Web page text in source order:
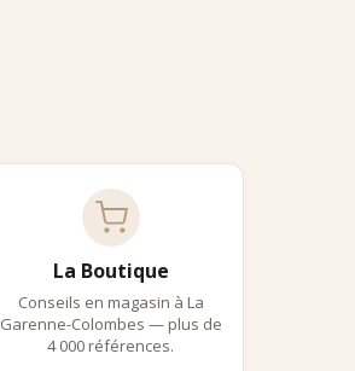
La Boutique
Conseils en magasin à La
Garenne-Colombes — plus de
4 000 références.